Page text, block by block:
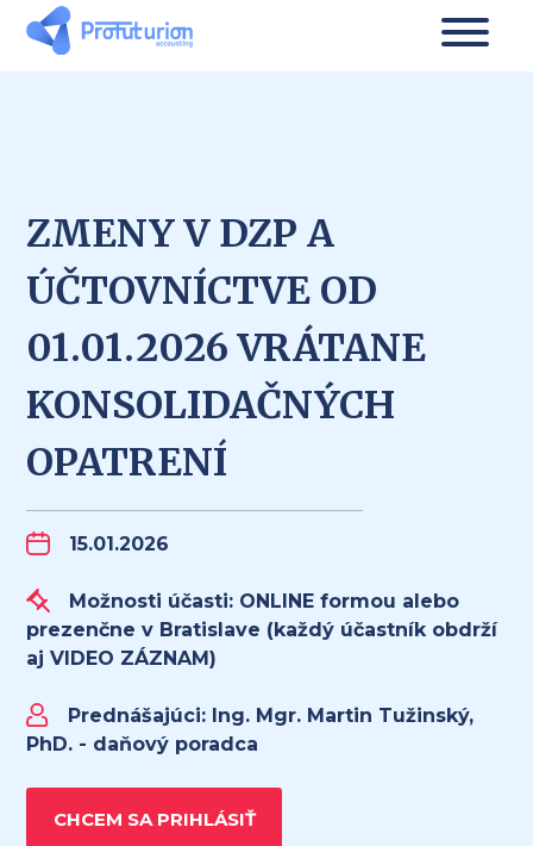
ZMENY V DZP A
ÚČTOVNÍCTVE OD
01.01.2026 VRÁTANE
KONSOLIDAČNÝCH
OPATRENÍ
15.01.2026
Možnosti účasti: ONLINE formou alebo
prezenčne v Bratislave (každý účastník obdrží
aj VIDEO ZÁZNAM)
Prednášajúci: Ing. Mgr. Martin Tužinský,
PhD. - daňový poradca
CHCEM SA PRIHLÁSIŤ